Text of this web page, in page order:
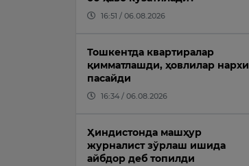
16:51 / 06.08.2026
Тошкентда квартиралар
қимматлашди, ҳовлилар нархи
пасайди
16:34 / 06.08.2026
Ҳиндистонда машҳур
журналист зўрлаш ишида
айбдор деб топилди